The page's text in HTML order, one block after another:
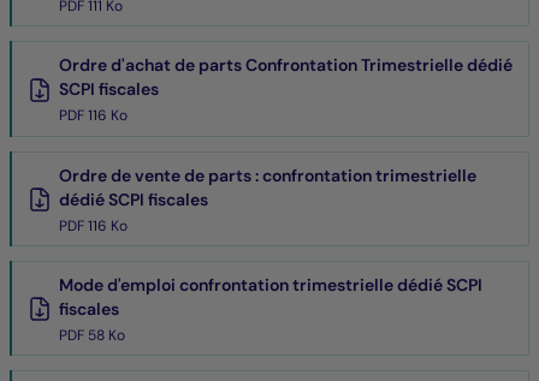
PDF 111 Ko
Ordre d'achat de parts Confrontation Trimestrielle dédié
SCPI fiscales
PDF 116 Ko
Ordre de vente de parts : confrontation trimestrielle
dédié SCPI fiscales
PDF 116 Ko
Mode d'emploi confrontation trimestrielle dédié SCPI
fiscales
PDF 58 Ko